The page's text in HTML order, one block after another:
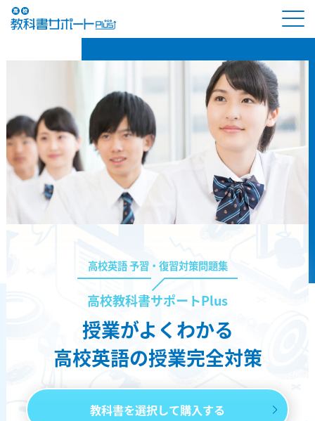
高校英語 予習・復習対策問題集
高校教科書サポートPlus
授業がよくわかる
高校英語の授業完全対策
教科書を選択して購入する